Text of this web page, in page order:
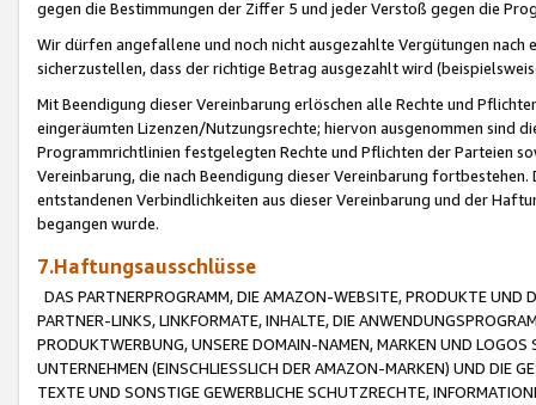
gegen die Bestimmungen der Ziffer 5 und jeder Verstoß gegen die
Wir dürfen angefallene und noch nicht ausgezahlte Vergütungen
sicherzustellen, dass der richtige Betrag ausgezahlt wird
Mit Beendigung dieser Vereinbarung erlöschen alle Rechte und
eingeräumten Lizenzen/Nutzungsrechte; hiervon ausgenommen sind
Programmrichtlinien festgelegten Rechte und Pflichten der Parteien
Vereinbarung, die nach Beendigung dieser Vereinbarung
entstandenen Verbindlichkeiten aus dieser Vereinbarung und der
begangen wurde.
7.Haftungsausschlüsse
DAS PARTNERPROGRAMM, DIE AMAZON-WEBSITE, PRODUKTE UND
PARTNER-LINKS, LINKFORMATE, INHALTE, DIE
PRODUKTWERBUNG, UNSERE DOMAIN-NAMEN, MARKEN UND
UNTERNEHMEN (EINSCHLIESSLICH DER AMAZON-MARKEN) UND DIE
TEXTE UND SONSTIGE GEWERBLICHE SCHUTZRECHTE,